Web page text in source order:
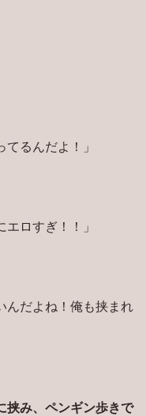
るんだよ！」
ロすぎ！！」
んだよね！俺も挟まれ
挟み、ペンギン歩きで